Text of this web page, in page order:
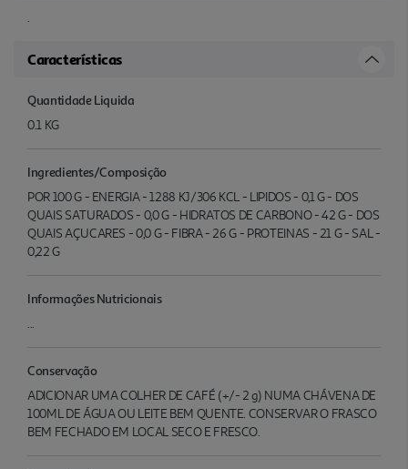
.
Características
Quantidade Liquida
0.1 KG
Ingredientes/Composição
POR 100 G - ENERGIA - 1288 KJ/306 KCL - LIPIDOS - 0,1 G - DOS
QUAIS SATURADOS - 0,0 G - HIDRATOS DE CARBONO - 42 G - DOS
QUAIS AÇUCARES - 0,0 G - FIBRA - 26 G - PROTEINAS - 21 G - SAL -
0,22 G
Informações Nutricionais
...
Conservação
ADICIONAR UMA COLHER DE CAFÉ (+/- 2 g) NUMA CHÁVENA DE
100ML DE ÁGUA OU LEITE BEM QUENTE. CONSERVAR O FRASCO
BEM FECHADO EM LOCAL SECO E FRESCO.